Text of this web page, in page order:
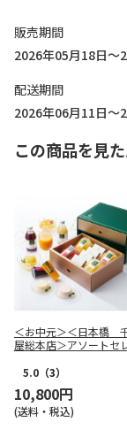
販売期間
2026年05月18日～
配送期間
2026年06月11日～
この商品を見
＜お中元＞＜日本橋
屋総本店＞アソートセ
5.0 （3）
10,800円
(送料・税込)